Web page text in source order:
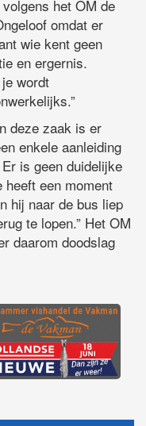
het OM de
omdat er
wie kent geen
en ergernis.
wordt
deze zaak is er
enkele aanleiding
is geen duidelijke
een moment
hij naar de bus liep
te lopen.” Het OM
daarom doodslag